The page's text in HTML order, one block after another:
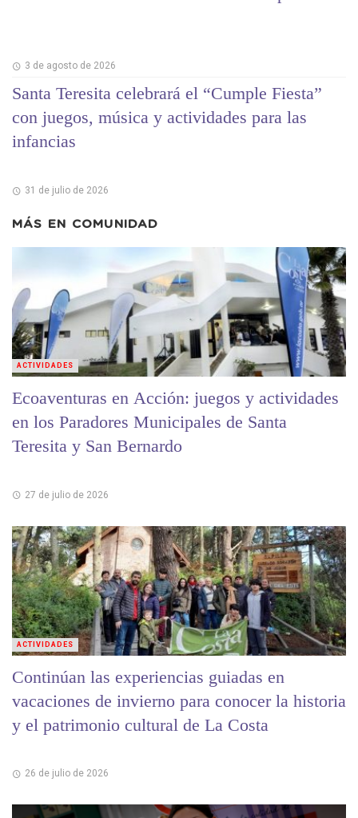
3 de agosto de 2026
Santa Teresita celebrará el “Cumple Fiesta”
con juegos, música y actividades para las
infancias
31 de julio de 2026
MÁS EN COMUNIDAD
Ecoaventuras en Acción: juegos y actividades
en los Paradores Municipales de Santa
Teresita y San Bernardo
27 de julio de 2026
ACTIVIDADES
Continúan las experiencias guiadas en
vacaciones de invierno para conocer la historia
y el patrimonio cultural de La Costa
26 de julio de 2026
ACTIVIDADES